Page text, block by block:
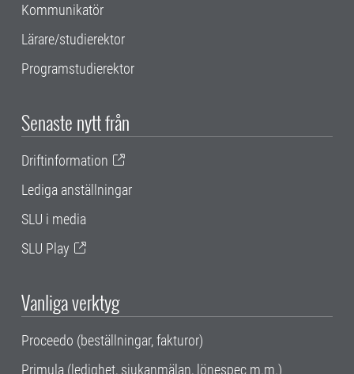
Kommunikatör
Lärare/studierektor
Programstudierektor
Senaste nytt från
Driftinformation
Lediga anställningar
SLU i media
SLU Play
Vanliga verktyg
Proceedo (beställningar, fakturor)
Primula (ledighet, sjukanmälan, lönespec m.m.)